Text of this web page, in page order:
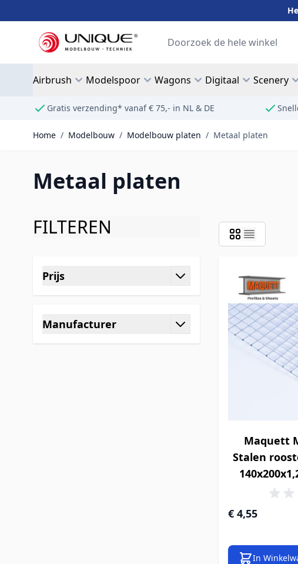
Search
Airbrush Modelspoor Wagons Digitaal Scenery
Gratis verzending* vanaf € 75,- in NL & DE
Home / Modelbouw / Modelbouw platen / Metaal platen
Metaal platen
FILTEREN
Doorgaan naar productlijst
Prijs
filter
Manufacturer
filter
Maquett
Stalen
€ 4,55
In